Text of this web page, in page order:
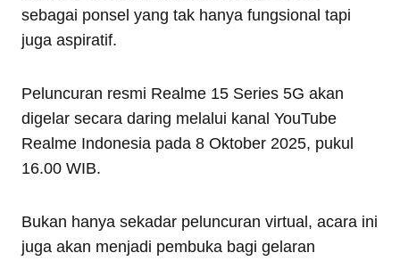
sebagai ponsel yang tak hanya fungsional tapi
juga aspiratif.
Peluncuran resmi Realme 15 Series 5G akan
digelar secara daring melalui kanal YouTube
Realme Indonesia pada 8 Oktober 2025, pukul
16.00 WIB.
Bukan hanya sekadar peluncuran virtual, acara ini
juga akan menjadi pembuka bagi gelaran